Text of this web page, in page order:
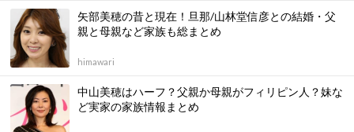
矢部美穂の昔と現在！旦那/山林堂信彦との結婚・父
親と母親など家族も総まとめ
himawari
中山美穂はハーフ？父親か母親がフィリピン人？妹な
ど実家の家族情報まとめ